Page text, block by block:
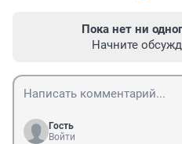
Пока нет ни
Начните
Гость
Войти